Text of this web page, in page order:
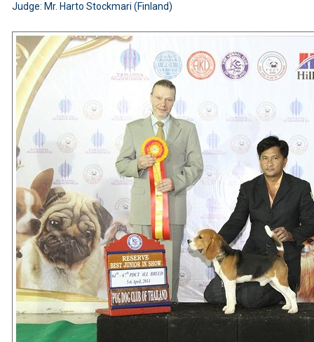
Judge: Mr. Harto Stockmari (Finland)